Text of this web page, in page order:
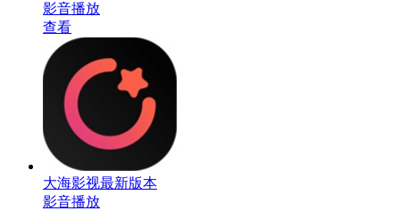
影音播放
查看
大海影视最新版本
影音播放